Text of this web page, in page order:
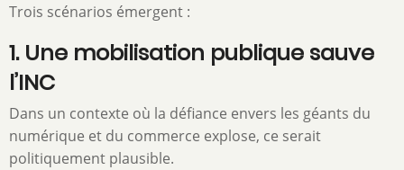
Trois scénarios émergent :
1. Une mobilisation publique sauve
l’INC
Dans un contexte où la défiance envers les géants du
numérique et du commerce explose, ce serait
politiquement plausible.